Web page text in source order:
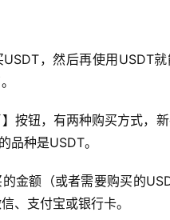
，然后再使用USDT
按钮，有两种购买方式，
品种是USDT。
金额（或者需要购买的
、支付宝或银行卡。